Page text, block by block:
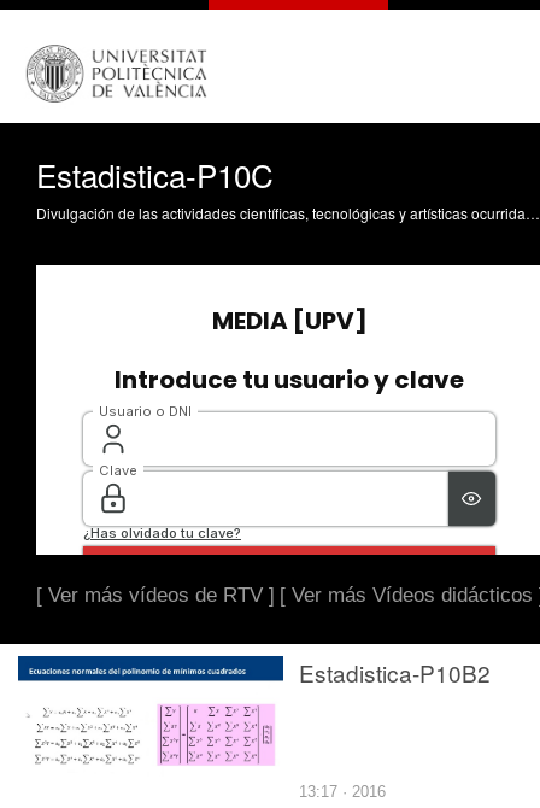
Estadistica-P10C
Divulgación de las actividades científicas, tecnológicas y artísticas ocurridas en los tres campus de la UPV
[ Ver más vídeos de RTV ] [ Ver más Vídeos didácticos
Estadistica-P10B2
13:17 · 2016